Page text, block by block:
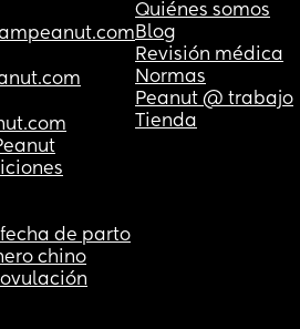
Quiénes somos
Blog
Revisión médica
Normas
Peanut @ trabajo
Tienda
de parto
chino